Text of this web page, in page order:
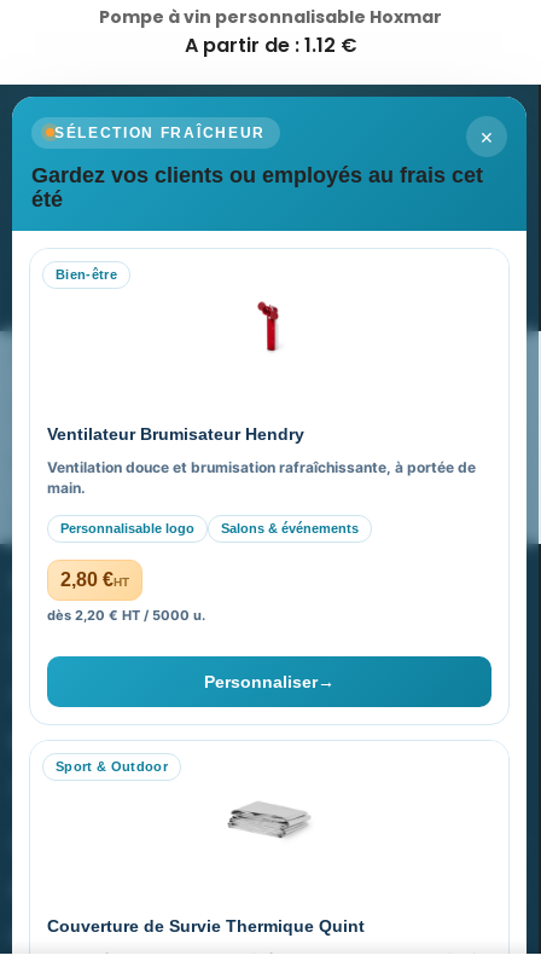
Pompe à vin personnalisable Hoxmar
A partir de : 1.12 €
×
SÉLECTION FRAÎCHEUR
Gardez vos clients ou employés au frais cet
été
Bien-être
Ventilateur Brumisateur Hendry
Ventilation douce et brumisation rafraîchissante, à portée de
main.
Personnalisable logo Salons & événements
2,80 €HT
dès 2,20 € HT / 5000 u.
Personnaliser→
Sport & Outdoor
Couverture de Survie Thermique Quint
Imperméable et coupe-vent, idéale pour le sport et le plein air.
Newsletter
Recevez nos dernières nouvelles et nos offres spéciales
Nos expertises & accompagnement global
FAQ sur Promenoch Goodies Pub France
Pourquoi ça a marché à 100% pour moi ?
PROMENOCH GOODIES
40 rue Madeleine Michelis
92 200 Neuilly
NOTRE SOCIÉTÉ